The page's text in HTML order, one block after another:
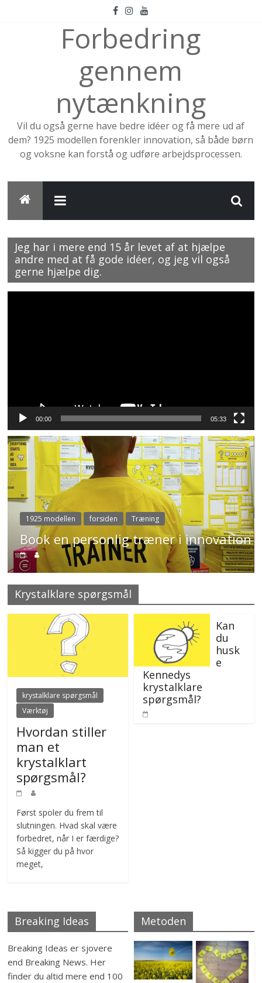
Forbedring
gennem
nytænkning
Vil du også gerne have bedre idéer og få mere ud af
dem? 1925 modellen forenkler innovation, så både børn
og voksne kan forstå og udføre arbejdsprocessen.
Jeg har i mere end 15 år levet af at hjælpe
andre med at få gode idéer, og jeg vil også
gerne hjælpe dig.
00:00 05:33
1925 modellen forsiden Træning
Book en personlig træner i innovation
Krystalklare spørgsmål
krystalklare spørgsmål
Værktøj
Hvordan stiller
man et
krystalklart
spørgsmål?
Først spoler du frem til
slutningen. Hvad skal være
forbedret, når I er færdige?
Så kigger du på hvor
meget,
Kan
du
husk
e
Kennedys
krystalklare
spørgsmål?
Breaking Ideas
Breaking Ideas er sjovere
end Breaking News. Her
finder du altid mere end 100
Metoden